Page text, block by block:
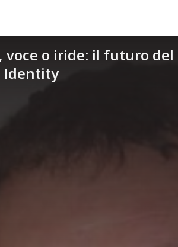
voce o iride: il futuro
Identity